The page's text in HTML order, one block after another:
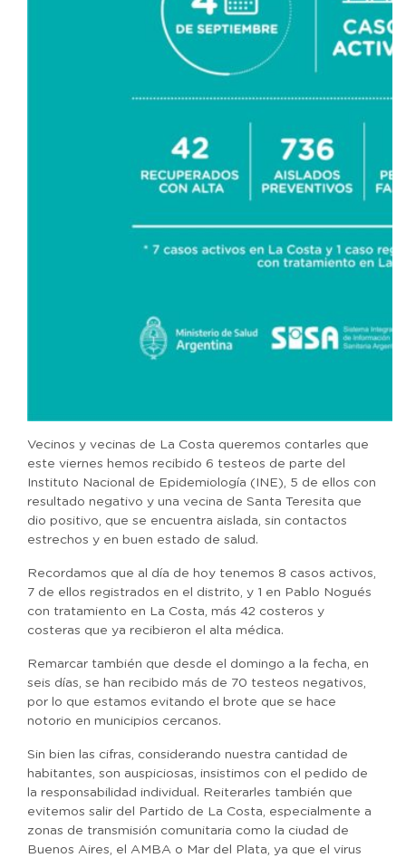
Vecinos y vecinas de La Costa queremos contarles que
este viernes hemos recibido 6 testeos de parte del
Instituto Nacional de Epidemiología (INE), 5 de ellos con
resultado negativo y una vecina de Santa Teresita que
dio positivo, que se encuentra aislada, sin contactos
estrechos y en buen estado de salud.
Recordamos que al día de hoy tenemos 8 casos activos,
7 de ellos registrados en el distrito, y 1 en Pablo Nogués
con tratamiento en La Costa, más 42 costeros y
costeras que ya recibieron el alta médica.
Remarcar también que desde el domingo a la fecha, en
seis días, se han recibido más de 70 testeos negativos,
por lo que estamos evitando el brote que se hace
notorio en municipios cercanos.
Sin bien las cifras, considerando nuestra cantidad de
habitantes, son auspiciosas, insistimos con el pedido de
la responsabilidad individual. Reiterarles también que
evitemos salir del Partido de La Costa, especialmente a
zonas de transmisión comunitaria como la ciudad de
Buenos Aires, el AMBA o Mar del Plata, ya que el virus